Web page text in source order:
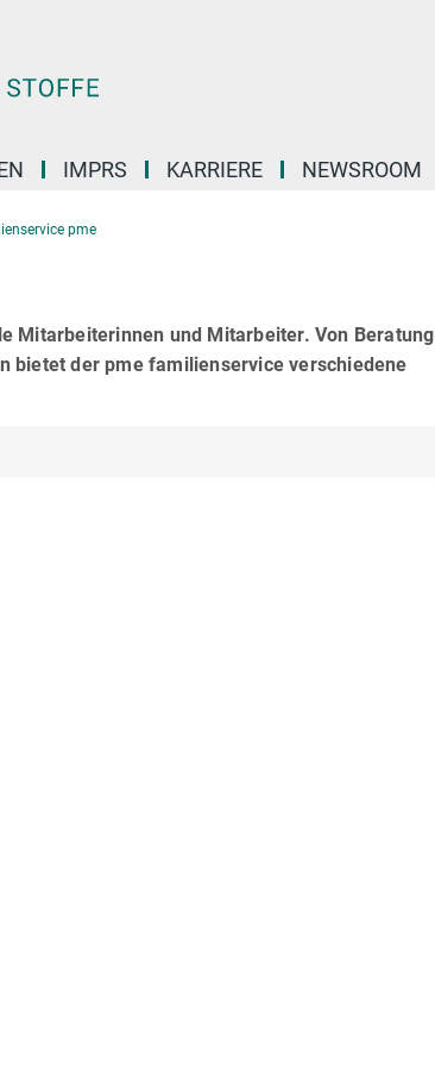
IMPRS KARRIERE NEWSROOM
pme
Mitarbeiterinnen und Mitarbeiter. Von Beratung
bietet der pme familienservice verschiedene